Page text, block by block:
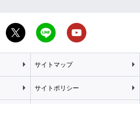
サイトマップ
サイトポリシー